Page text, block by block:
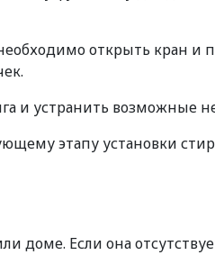
открыть кран и
и устранить возможные
этапу установки
Если она